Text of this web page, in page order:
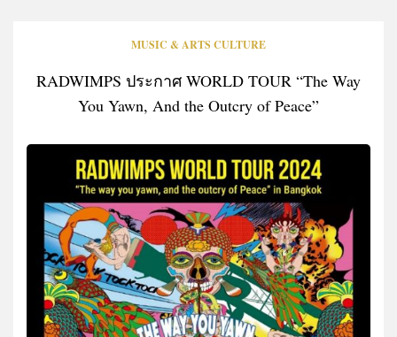
MUSIC & ARTS CULTURE
RADWIMPS ประกาศ WORLD TOUR “The Way
You Yawn, And the Outcry of Peace”